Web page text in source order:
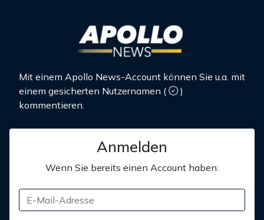
Mit einem Apollo News-Account können Sie u.a. mit
einem gesicherten Nutzernamen (
)
kommentieren.
Anmelden
Wenn Sie bereits einen Account haben: